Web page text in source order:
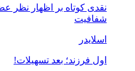
نقدی کوتاه بر اظهار نظر
شفافیت
اسلایدر
اول فرزند؛ بعد تسهیلات!